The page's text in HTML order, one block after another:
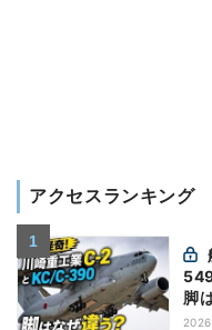
アクセスランキング
脚
(5)|